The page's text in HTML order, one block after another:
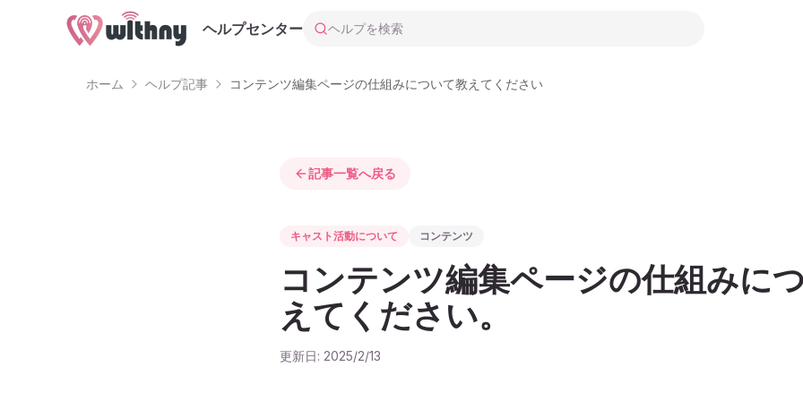
ヘルプセンター ヘルプを検索
ホーム ヘルプ記事 コンテンツ編集ページの仕組みについて教えてください
記事一覧へ戻る
キャスト活動について コンテンツ
コンテンツ編集ページの仕組みに
えてください。
更新日: 2025/2/13